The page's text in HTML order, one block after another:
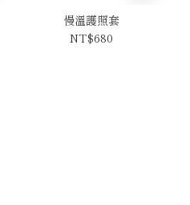
慢溫護照套
NT$680